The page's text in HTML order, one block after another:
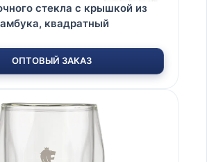
стекла с крышкой из
квадратный
ОПТОВЫЙ ЗАКАЗ